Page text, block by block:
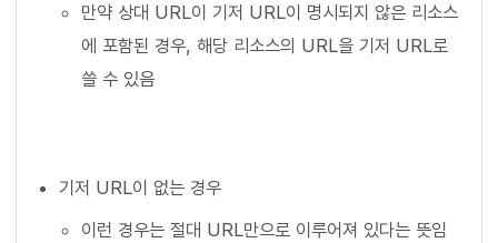
만약 상대 URL이 기저 URL이 명시되지 않은 리소스
에 포함된 경우, 해당 리소스의 URL을 기저 URL로
쓸 수 있음
기저 URL이 없는 경우
이런 경우는 절대 URL만으로 이루어져 있다는 뜻임